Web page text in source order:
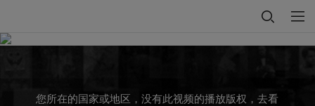
您所在的国家或地区，没有此视频的播放版权，去看